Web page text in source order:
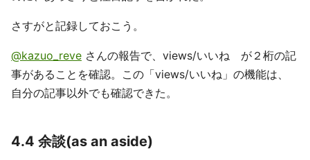
さすがと記録しておこう。
@kazuo_reve さんの報告で、views/いいね が２桁の記
事があることを確認。この「views/いいね」の機能は、
自分の記事以外でも確認できた。
4.4 余談(as an aside)